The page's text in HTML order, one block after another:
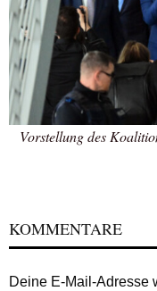
Vorstellung des
KOMMENTARE
Deine E-Mail-Adresse